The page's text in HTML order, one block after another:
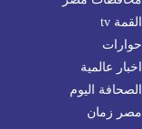
القمة tv
حوارات
اخبار عالمية
الصحافة اليوم
مصر زمان